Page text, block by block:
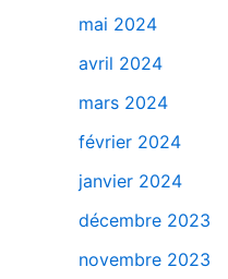
mai 2024
avril 2024
mars 2024
février 2024
janvier 2024
décembre 2023
novembre 2023